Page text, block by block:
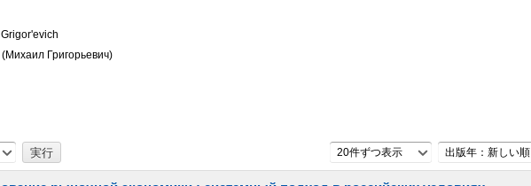
Григорьевич)
20件ずつ表示 出版年：新しい順